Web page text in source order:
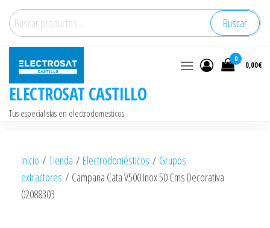
Saltar
contenido
Buscar
por:
Buscar
ELECTROSAT CASTILLO
Tus especialistas en electrodomesticos
0
0,00€
Inicio / Tienda / Electrodomésticos / Grupos
extractores / Campana Cata V500 Inox 50 Cms Decorativa
02088303